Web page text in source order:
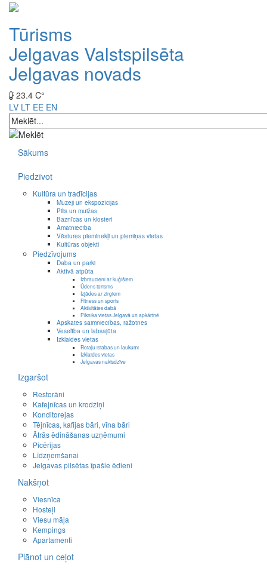
Tūrisms
Jelgavas Valstspilsēta
Jelgavas novads
23.4 C°
LV LT EE EN
Sākums
Piedzīvot
Kultūra un tradīcijas
Muzeji un ekspozīcijas
Pilis un muižas
Baznīcas un klosteri
Amatniecība
Vēstures pieminekļi un piemiņas vietas
Kultūras objekti
Piedzīvojums
Daba un parki
Aktīvā atpūta
Izbraucieni ar kuģīšiem
Ūdens tūrisms
Izjādes ar zirgiem
Fitness un sports
Aktivitātes dabā
Piknika vietas Jelgavā un apkārtnē
Apskates saimniecības, ražotnes
Veselība un labsajūta
Izklaides vietas
Rotaļu istabas un laukumi
Izklaides vietas
Jelgavas naktsdzīve
Izgaršot
Restorāni
Kafejnīcas un krodziņi
Konditorejas
Tējnīcas, kafijas bāri, vīna bāri
Ātrās ēdināšanas uzņēmumi
Picērijas
Līdzņemšanai
Jelgavas pilsētas īpašie ēdieni
Nakšņot
Viesnīca
Hosteļi
Viesu māja
Kempings
Apartamenti
Plānot un ceļot